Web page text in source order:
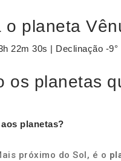
o planeta
22m 30s | Declinação -9°
os planetas
aos planetas?
próximo do Sol, é o